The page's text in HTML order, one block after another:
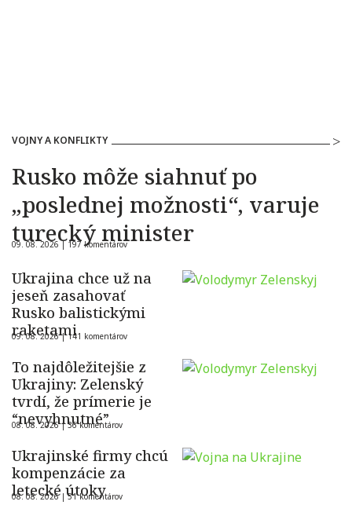
VOJNY A KONFLIKTY
Rusko môže siahnuť po
„poslednej možnosti“, varuje
turecký minister
09. 08. 2026 |197 komentárov
Ukrajina chce už na
jeseň zasahovať
Rusko balistickými
raketami
09. 08. 2026 |141 komentárov
To najdôležitejšie z
Ukrajiny: Zelenský
tvrdí, že prímerie je
“nevyhnutné”
08. 08. 2026 |36 komentárov
Ukrajinské firmy chcú
kompenzácie za
letecké útoky
08. 08. 2026 |51 komentárov